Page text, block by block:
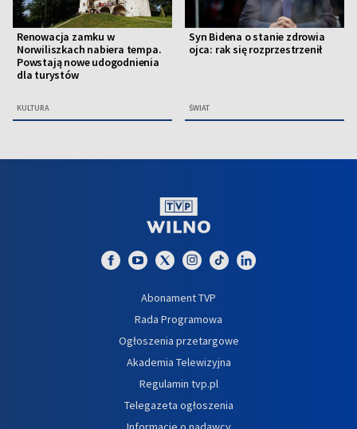
Renowacja zamku w
Norwiliszkach nabiera tempa.
Powstają nowe udogodnienia
dla turystów
KULTURA
Syn Bidena o stanie zdrowia
ojca: rak się rozprzestrzenił
ŚWIAT
Abonament TVP
Rada Programowa
Ogłoszenia przetargowe
Akademia Telewizyjna
Regulamin tvp.pl
Telegazeta ogłoszenia